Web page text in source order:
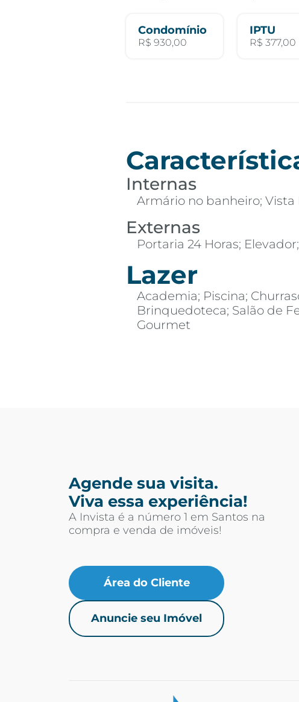
Condomínio
R$ 930,00
IPTU
R$ 377,00
Internas
Armário no banheiro; Vista
Externas
Portaria 24 Horas;
Lazer
Academia; Piscina;
Brinquedoteca; Salão de
Gourmet
Agende sua visita.
Viva essa experiência!
A Invista é a número 1 em Santos na
compra e venda de imóveis!
Área do Cliente
Anuncie seu Imóvel